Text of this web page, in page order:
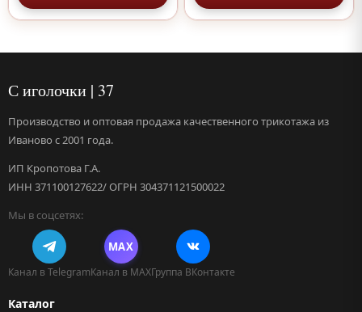
С иголочки | 37
Производство и оптовая продажа качественного трикотажа из
Иваново с 2001 года.
ИП Кропотова Г.А.
ИНН 371100127622/ ОГРН 304371121500022
Мы в соцсетях:
Канал в Telegram
MAX
Канал в MAXГруппа ВКонтакте
Каталог